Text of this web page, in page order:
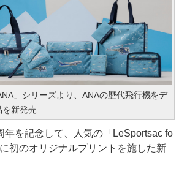
」シリーズより、ANAの歴代飛行機をデ
新発売
を記念して、人気の「LeSportsac fo
初のオリジナルプリントを施した新